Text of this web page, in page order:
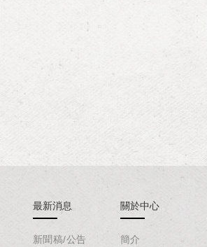
最新消息
新聞稿/公告
關於中心
簡介